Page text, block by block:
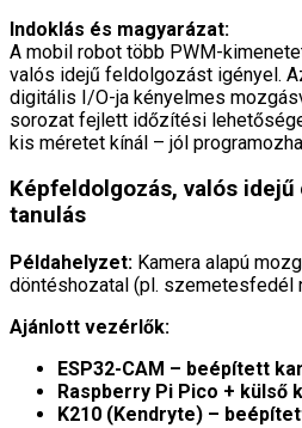
Indoklás és magyarázat:
A mobil robot több PWM-
valós idejű feldolgozást igényel.
digitális I/O-ja kényelmes
sorozat fejlett időzítési
kis méretet kínál – jól
Képfeldolgozás, valós
tanulás
Példahelyzet: Kamera alapú
döntéshozatal (pl. szemetesfedél
Ajánlott vezérlők:
ESP32-CAM – beépített
Raspberry Pi Pico + külső
K210 (Kendryte) –